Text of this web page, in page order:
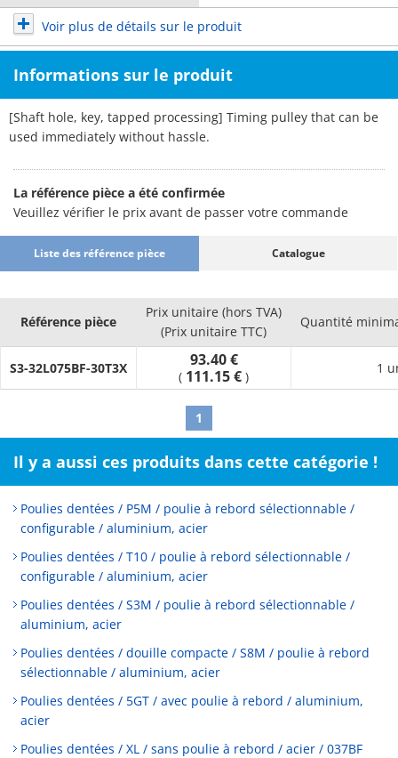
Voir plus de détails sur le produit
Informations sur le produit
[Shaft hole, key, tapped processing] Timing pulley that can be
used immediately without hassle.
La référence pièce a été confirmée
Veuillez vérifier le prix avant de passer votre commande
Liste des référence pièce Catalogue
Référence pièce
Prix unitaire (hors TVA)
(Prix unitaire TTC)
Quantité
S3-32L075BF-30T3X 93.40 €
( 111.15 € )
1
1
Il y a aussi ces produits dans cette catégorie !
Poulies dentées / P5M / poulie à rebord sélectionnable /
configurable / aluminium, acier
Poulies dentées / T10 / poulie à rebord sélectionnable /
configurable / aluminium, acier
Poulies dentées / S3M / poulie à rebord sélectionnable /
aluminium, acier
Poulies dentées / douille compacte / S8M / poulie à rebord
sélectionnable / aluminium, acier
Poulies dentées / 5GT / avec poulie à rebord / aluminium,
acier
Poulies dentées / XL / sans poulie à rebord / acier / 037BF